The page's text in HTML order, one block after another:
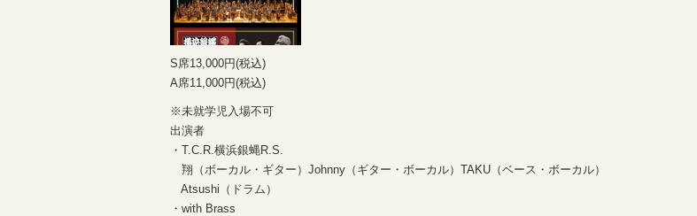
S席13,000円(税込)
A席11,000円(税込)
※未就学児入場不可
出演者
・T.C.R.横浜銀蝿R.S.
翔（ボーカル・ギター）Johnny（ギター・ボーカル）TAKU（ベース・ボーカル）
Atsushi（ドラム）
・with Brass